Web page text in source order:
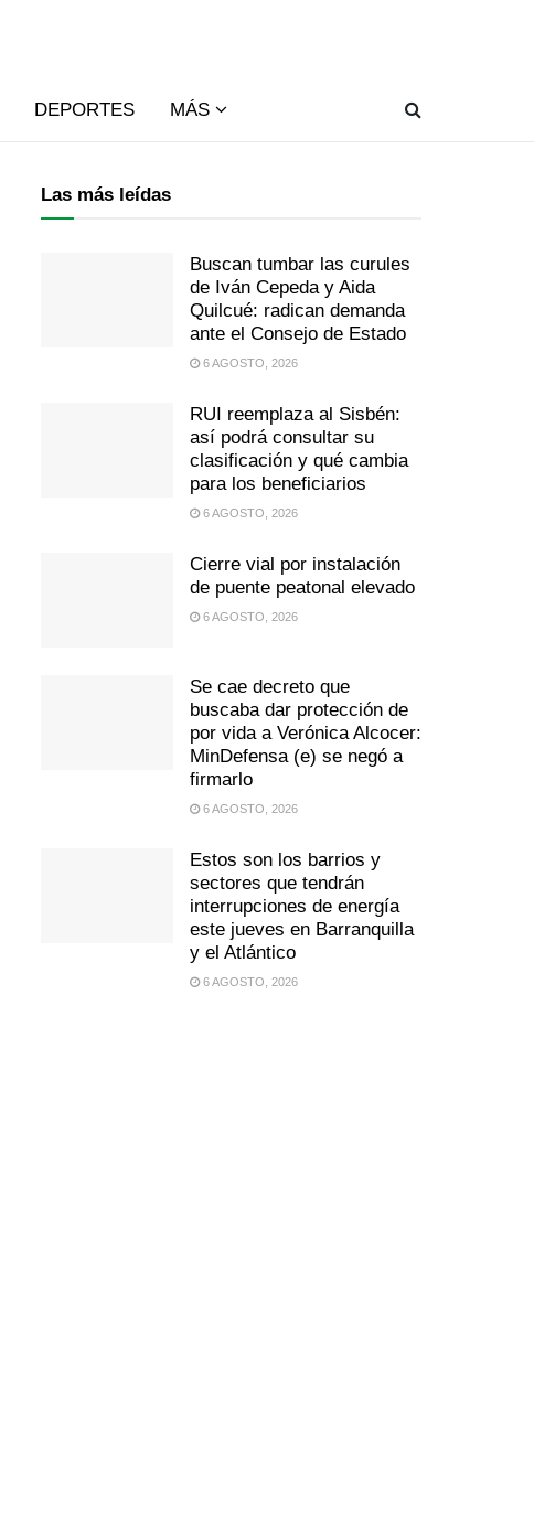
DEPORTES MÁS
Las más leídas
Buscan tumbar las curules
de Iván Cepeda y Aida
Quilcué: radican demanda
ante el Consejo de Estado
6 AGOSTO, 2026
RUI reemplaza al Sisbén:
así podrá consultar su
clasificación y qué cambia
para los beneficiarios
6 AGOSTO, 2026
Cierre vial por instalación
de puente peatonal elevado
6 AGOSTO, 2026
Se cae decreto que
buscaba dar protección de
por vida a Verónica Alcocer:
MinDefensa (e) se negó a
firmarlo
6 AGOSTO, 2026
Estos son los barrios y
sectores que tendrán
interrupciones de energía
este jueves en Barranquilla
y el Atlántico
6 AGOSTO, 2026